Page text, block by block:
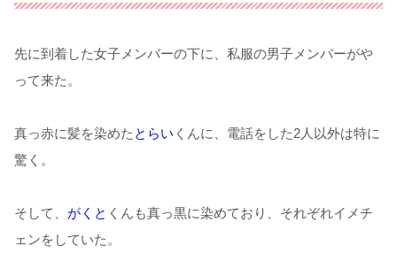
先に到着した女子メンバーの下に、私服の男子メンバーがや
って来た。
真っ赤に髪を染めた とらい くんに、電話をした2人以外は特に
驚く。
そして、 がくと くんも真っ黒に染めており、それぞれイメチ
ェンをしていた。